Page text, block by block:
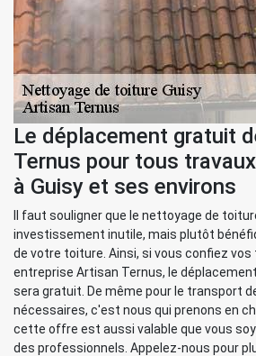
Le déplacement gratuit
Ternus pour tous
à Guisy et ses environs
Il faut souligner que le nettoyage de
investissement inutile, mais plutôt
de votre toiture. Ainsi, si vous confiez vos
entreprise Artisan Ternus, le
sera gratuit. De même pour le transport
nécessaires, c'est nous qui prenons en
cette offre est aussi valable que vous
des professionnels. Appelez-nous pour